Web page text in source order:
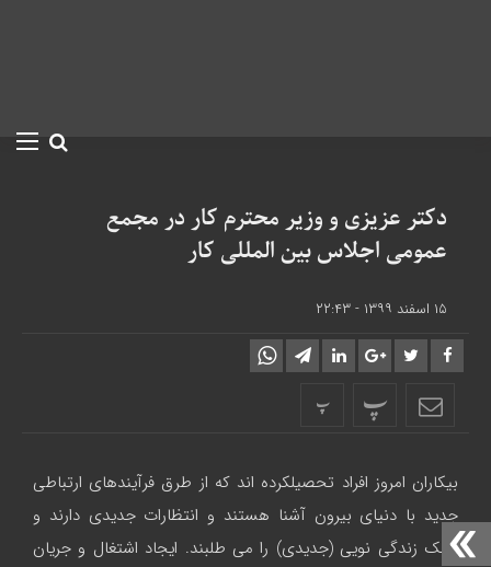
دکتر عزیزی و وزیر محترم کار در مجمع
عمومی اجلاس بین المللی کار
۱۵ اسفند ۱۳۹۹ - ۲۲:۴۳
پ پ
بیکاران امروز افراد تحصیلکرده اند که از طرق فرآیندهای ارتباطی
جدید با دنیای بیرون آشنا هستند و انتظارات جدیدی دارند و
سبک زندگی نویی (جدیدی) را می طلبند. ایجاد اشتغال و جریان